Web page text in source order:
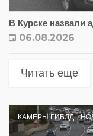
В Курске назвали
06.08.2026
Читать еще
КАМЕРЫ ГИБДД